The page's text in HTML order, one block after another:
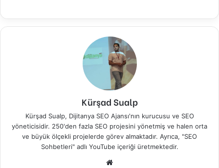
Kürşad Sualp
Kürşad Sualp, Dijitanya SEO Ajansı'nın kurucusu ve SEO
yöneticisidir. 250'den fazla SEO projesini yönetmiş ve halen orta
ve büyük ölçekli projelerde görev almaktadır. Ayrıca, "SEO
Sohbetleri" adlı YouTube içeriği üretmektedir.